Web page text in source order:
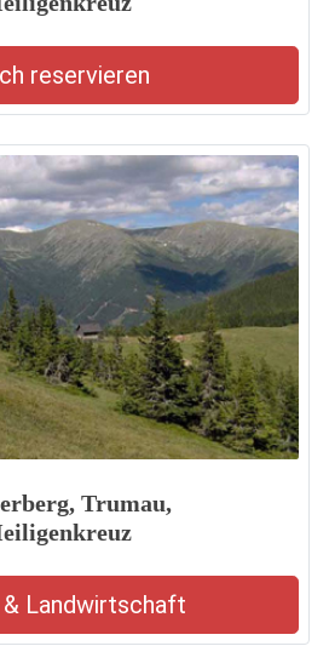
reservieren
Trumau,
Landwirtschaft